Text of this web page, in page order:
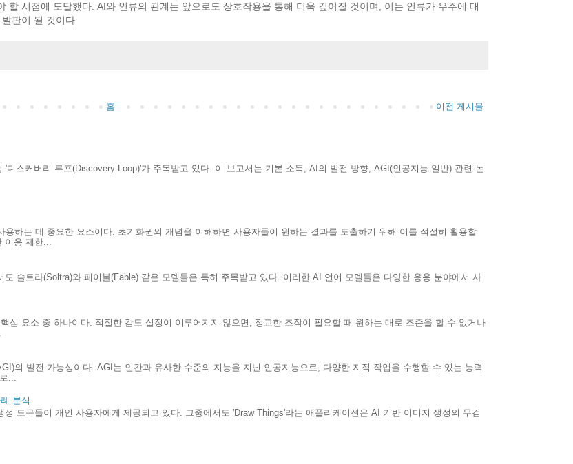
할 시점에 도달했다. AI와 인류의 관계는 앞으로도 상호작용을 통해 더욱 깊어질 것이며, 이는 인류가 우주에 대
판이 될 것이다.
이전 게시물
홈
스커버리 루프(Discovery Loop)'가 주목받고 있다. 이 보고서는 기본 소득, AI의 발전 방향, AGI(인공지능 일반) 관련 논
하는 데 중요한 요소이다. 초기화권의 개념을 이해하면 사용자들이 원하는 결과를 도출하기 위해 이를 적절히 활용할
용 제한...
솔트라(Soltra)와 페이블(Fable) 같은 모델들은 특히 주목받고 있다. 이러한 AI 언어 모델들은 다양한 응용 분야에서 사
심 요소 중 하나이다. 적절한 감도 설정이 이루어지지 않으면, 정교한 조작이 필요할 때 원하는 대로 조준을 할 수 없거나
의 발전 가능성이다. AGI는 인간과 유사한 수준의 지능을 지닌 인공지능으로, 다양한 지적 작업을 수행할 수 있는 능력
...
분석
도구들이 개인 사용자에게 제공되고 있다. 그중에서도 'Draw Things'라는 애플리케이션은 AI 기반 이미지 생성의 무검